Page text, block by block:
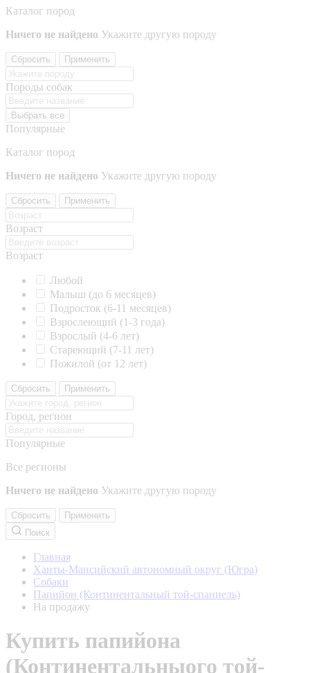
Каталог пород
Ничего не найдено Укажите другую породу
Сбросить Применить
Породы собак
Выбрать все
Популярные
Каталог пород
Ничего не найдено Укажите другую породу
Сбросить Применить
Возраст
Возраст
Любой
Малыш (до 6 месяцев)
Подросток (6-11 месяцев)
Взрослеющий (1-3 года)
Взрослый (4-6 лет)
Стареющий (7-11 лет)
Пожилой (от 12 лет)
Сбросить Применить
Город, регион
Популярные
Все регионы
Ничего не найдено Укажите другую породу
Сбросить
Применить
Поиск
Главная
Ханты-Мансийский автономный округ (Югра)
Собаки
Папийон (Континентальный той-спаниель)
На продажу
Купить папийона
(Континентальныого той-